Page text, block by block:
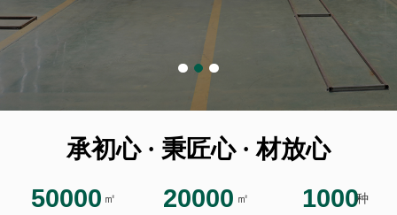
承初心 · 秉匠心 · 材放心
50000 ㎡ 20000 ㎡ 1000种